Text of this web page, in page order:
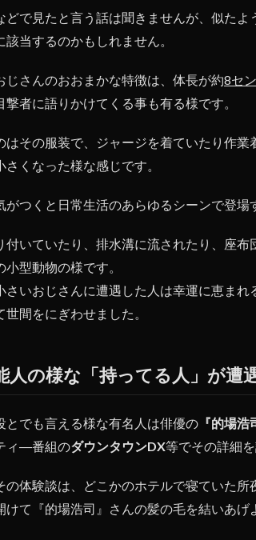
どで見たと言う話は聞きませんが、似た
該当するのかもしれません。
じさんのおおまかな特徴は、体長が約8セ
撃者に語りかけてくる事も有る様です。
はその服装で、ジャージを着ていたり作
さくなった様な感じです。
がつくと日常生活のあらゆるシーンで登場
付いていたり、排水溝に流されたり、座
小型動物の様です。
さいおじさんに遭遇した人は幸運に恵ま
世間をにぎわせました。
人の様な「持ってる人」が遭
とでも言える様な有名人は俳優の 『的場浩
ィ―番組のダウンタウンDX等でその詳細
の体験談は、どこかのホテルで寝ていた所
けて『的場浩司』さんの髪の毛を結いあげ